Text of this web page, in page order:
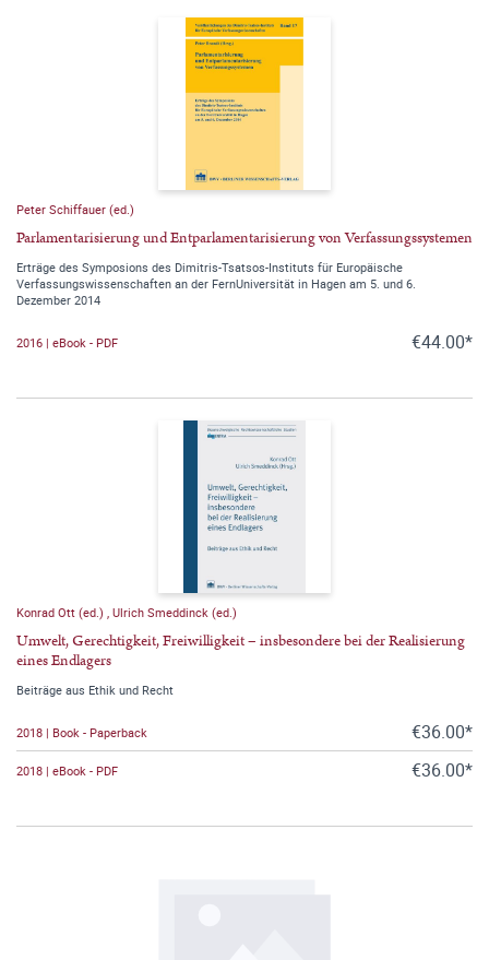
Peter Schiffauer (ed.)
Parlamentarisierung und Entparlamentarisierung von Verfassungssystemen
Erträge des Symposions des Dimitris-Tsatsos-Instituts für Europäische
Verfassungswissenschaften an der FernUniversität in Hagen am 5. und 6.
Dezember 2014
2016 | eBook - PDF €44.00*
Konrad Ott (ed.) , Ulrich Smeddinck (ed.)
Umwelt, Gerechtigkeit, Freiwilligkeit – insbesondere bei der Realisierung
eines Endlagers
Beiträge aus Ethik und Recht
2018 | Book - Paperback €36.00*
2018 | eBook - PDF €36.00*